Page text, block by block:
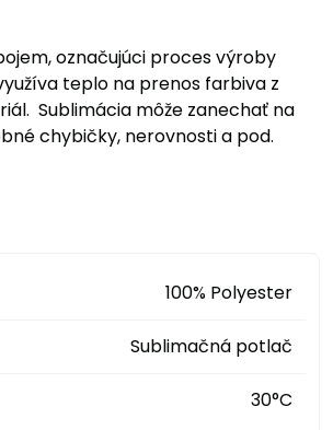
označujúci proces výroby
teplo na prenos farbiva z
Sublimácia môže zanechať na
chybičky, nerovnosti a pod.
100% Polyester
Sublimačná potlač
30°C